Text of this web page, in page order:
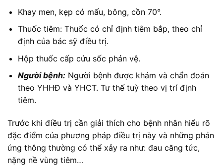
Khay men, kẹp có mấu, bông, cồn 70°.
Thuốc tiêm: Thuốc có chỉ định tiêm bắp, theo chỉ
định của bác sỹ điều trị.
Hộp thuốc cấp cứu sốc phản vệ.
Người bệnh:Người bệnh được khám và chẩn đoán
theo YHHĐ và YHCT. Tư thế tuỳ theo vị trí định
tiêm.
Trước khi điều trị cần giải thích cho bệnh nhân hiểu rõ
đặc điểm của phương pháp điều trị này và những phản
ứng thông thường có thể xảy ra như: đau căng tức,
nặng nề vùng tiêm…